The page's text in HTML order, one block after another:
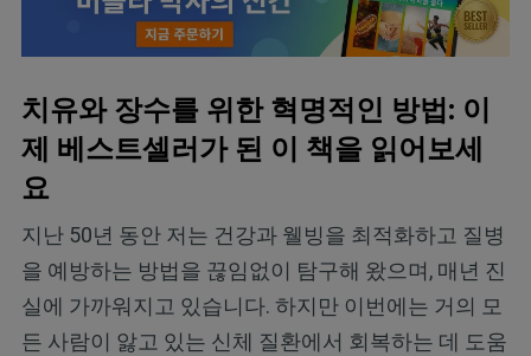
치유와 장수를 위한 혁명적인 방법: 이
제 베스트셀러가 된 이 책을 읽어보세
요
지난 50년 동안 저는 건강과 웰빙을 최적화하고 질병
을 예방하는 방법을 끊임없이 탐구해 왔으며, 매년 진
실에 가까워지고 있습니다. 하지만 이번에는 거의 모
든 사람이 앓고 있는 신체 질환에서 회복하는 데 도움